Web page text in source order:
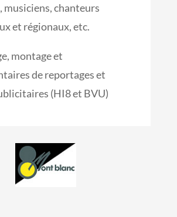
chanteurs
et régionaux, etc.
montage et
de reportages et
(HI8 et BVU)